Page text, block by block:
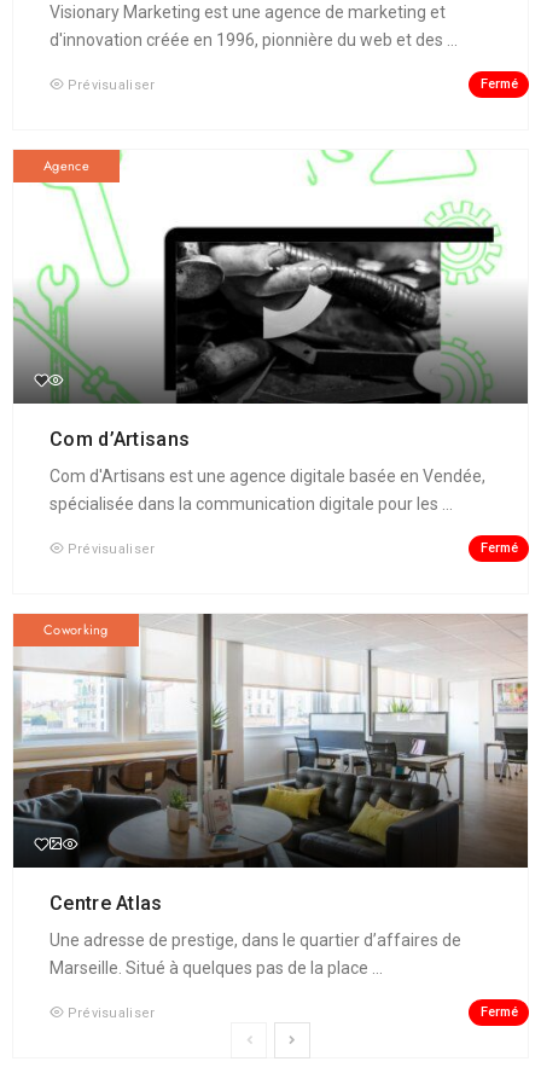
Visionary Marketing est une agence de marketing et
d'innovation créée en 1996, pionnière du web et des ...
Prévisualiser Fermé
Agence
Com d’Artisans
Com d'Artisans est une agence digitale basée en Vendée,
spécialisée dans la communication digitale pour les ...
Prévisualiser Fermé
Coworking
Centre Atlas
Une adresse de prestige, dans le quartier d’affaires de
Marseille. Situé à quelques pas de la place ...
Prévisualiser Fermé